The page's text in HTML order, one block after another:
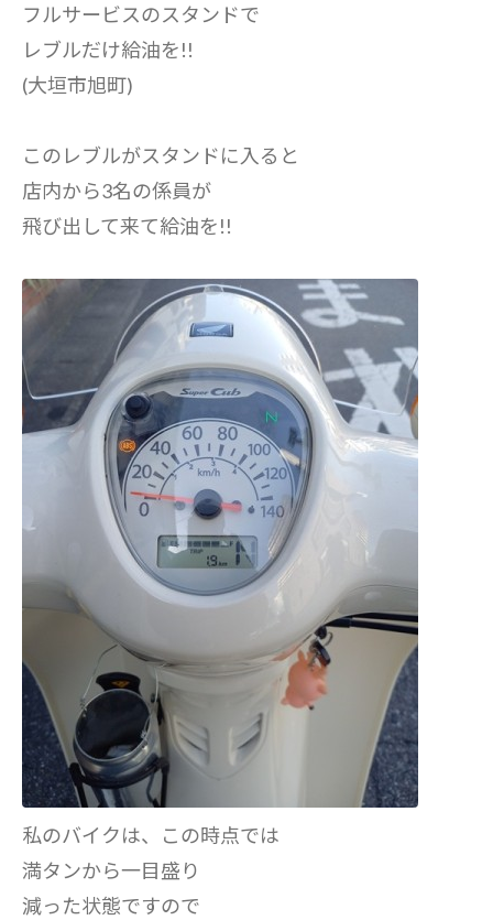
フルサービスのスタンドで
レブルだけ給油を!!
(大垣市旭町)
このレブルがスタンドに入ると
店内から3名の係員が
飛び出して来て給油を!!
私のバイクは、この時点では
満タンから一目盛り
減った状態ですので